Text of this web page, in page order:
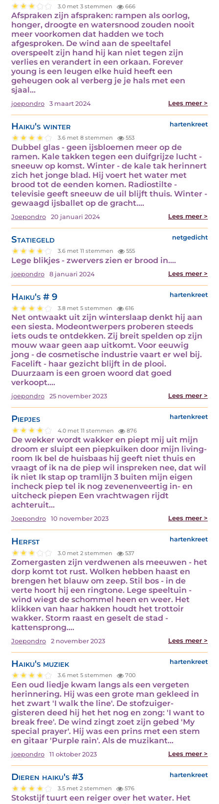
3.0 met 3 stemmen 666
Afspraken zijn afspraken: rampen als oorlog,
honger, droogte en watersnood zouden nooit
meer voorkomen dat hadden we toch
afgesproken. De wind aan de speeltafel
overspeelt zijn hand hij kan niet tegen zijn
verlies en verandert in een orkaan. Forever
young is een leugen elke huid heeft een
geheugen ook al verberg je je hals met een
sjaal…
joepondro 3 maart 2024 Lees meer >
Haiku's winter hartenkreet
3.6 met 8 stemmen 553
Dubbel glas - geen ijsbloemen meer op de
ramen. Kale takken tegen een duifgrijze lucht -
sneeuw op komst. Winter - de kale tak herinnert
zich het jonge blad. Hij voert het water met
brood tot de eenden komen. Radiostilte -
televisie geeft sneeuw de uil blijft thuis. Winter -
gewaagd ijsballet op de gracht.…
Joepondro 20 januari 2024 Lees meer >
Statiegeld netgedicht
3.6 met 11 stemmen 555
Lege blikjes - zwervers zien er brood in.…
joepondro 8 januari 2024 Lees meer >
Haiku's # 9 hartenkreet
3.8 met 5 stemmen 616
Net ontwaakt uit zijn winterslaap denkt hij aan
een siesta. Modeontwerpers proberen steeds
iets ouds te ontdekken. Zij breit spelden op zijn
mouw waar geen aap uitkomt. Voor eeuwig
jong - de cosmetische industrie vaart er wel bij.
Facelift - haar gezicht blijft in de plooi.
Duurzaam is een groen woord dat goed
verkoopt.…
joepondro 25 november 2023 Lees meer >
Piepjes hartenkreet
4.0 met 11 stemmen 876
De wekker wordt wakker en piept mij uit mijn
droom er sluipt een piepkuiken door mijn living-
room Ik bel de huisbaas hij geeft niet thuis en
vraagt of ik na de piep wil inspreken nee, dat wil
ik niet Ik stap op tramlijn 3 buiten mijn eigen
incheck piep tel ik nog zevenenveertig in- en
uitcheck piepen Een vrachtwagen rijdt
achteruit…
Joepondro 10 november 2023 Lees meer >
Herfst hartenkreet
3.0 met 2 stemmen 537
Zomergasten zijn verdwenen als meeuwen - het
dorp komt tot rust. Wolken hebben haast en
brengen het blauw om zeep. Stil bos - in de
verte hoort hij een ringtone. Lege speeltuin -
wind wiegt de schommel heen en weer. Het
klikken van haar hakken houdt het trottoir
wakker. Storm raast en geselt de stad -
kattensprong.…
Joepondro 2 november 2023 Lees meer >
Haiku's muziek hartenkreet
3.6 met 5 stemmen 700
Een oud liedje kwam langs als een vergeten
herinnering. Hij was een grote man gekleed in
het zwart 'I walk the line'. De stofzuiger-
gisteren deed hij het het nog en zong: 'I want to
break free'. De wind zingt zoet zijn gebed 'My
special prayer'. Hij was een prins met een stem
en gitaar 'Purple rain'. Als de muzikant…
joepondro 11 oktober 2023 Lees meer >
Dieren haiku's #3 hartenkreet
3.5 met 2 stemmen 576
Stokstijf tuurt een reiger over het water. Het